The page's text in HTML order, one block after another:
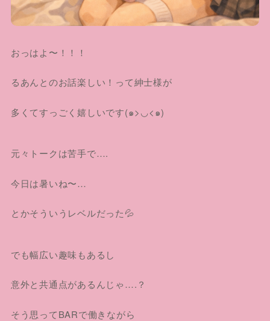
おっはよ〜！！！
るあんとのお話楽しい！って紳士様が
多くてすっごく嬉しいです(๑>◡<๑)
元々トークは苦手で….
今日は暑いね〜…
とかそういうレベルだった💦
でも幅広い趣味もあるし
意外と共通点があるんじゃ….？
そう思ってBARで働きながら